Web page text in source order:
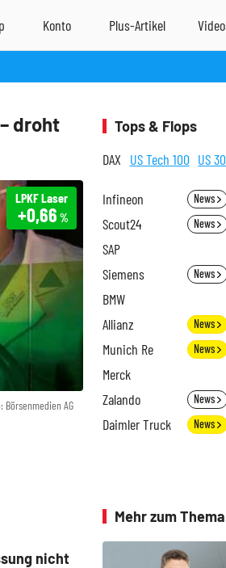
droht
Börsenmedien AG
LPKF Laser
+0,66 %
nicht
Tops & Flops
DAX US Tech 100 US 30
Infineon News
Scout24 News
SAP
Siemens News
BMW
Allianz News
Munich Re News
Merck
Zalando News
Daimler Truck News
Mehr zum Thema